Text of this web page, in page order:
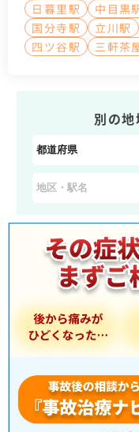
日暮里駅
中目黒
国分寺駅
立川駅
四ツ谷駅
三軒茶
別の